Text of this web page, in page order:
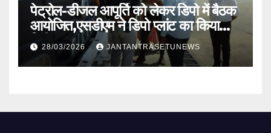
पेट्रोल-डीजल आपूर्ति को लेकर डिपो में बैठक
आयोजित,एसडीएम ने डिपो प्लांट का किया
निरीक्षण
28/03/2026 JANTANTRASETUNEWS